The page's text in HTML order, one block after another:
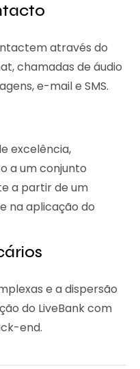
através do
chamadas de áudio
e-mail e SMS.
excelência,
a um conjunto
a partir de um
na aplicação do
e a dispersão
do LiveBank com
end.